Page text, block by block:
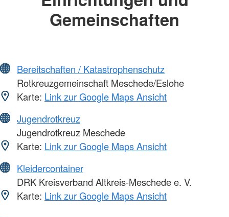
Gemeinschaften
Bereitschaften / Katastrophenschutz
Rotkreuzgemeinschaft Meschede/Eslohe
Karte: Link zur Google Maps Ansicht
Jugendrotkreuz
Jugendrotkreuz Meschede
Karte: Link zur Google Maps Ansicht
Kleidercontainer
DRK Kreisverband Altkreis-Meschede e. V.
Karte: Link zur Google Maps Ansicht